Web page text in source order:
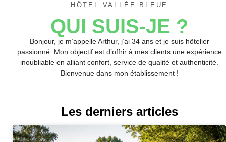
HÔTEL VALLÉE BLEUE
QUI SUIS-JE ?
Bonjour, je m’appelle Arthur, j’ai 34 ans et je suis hôtelier
passionné. Mon objectif est d’offrir à mes clients une expérience
inoubliable en alliant confort, service de qualité et authenticité.
Bienvenue dans mon établissement !
Les derniers articles